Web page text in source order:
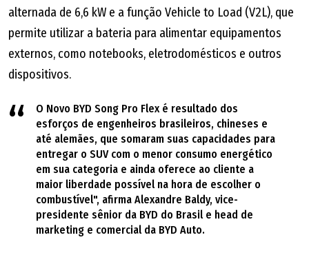
alternada de 6,6 kW e a função Vehicle to Load (V2L), que
permite utilizar a bateria para alimentar equipamentos
externos, como notebooks, eletrodomésticos e outros
dispositivos.
O Novo BYD Song Pro Flex é resultado dos
esforços de engenheiros brasileiros, chineses e
até alemães, que somaram suas capacidades para
entregar o SUV com o menor consumo energético
em sua categoria e ainda oferece ao cliente a
maior liberdade possível na hora de escolher o
combustível", afirma Alexandre Baldy, vice-
presidente sênior da BYD do Brasil e head de
marketing e comercial da BYD Auto.